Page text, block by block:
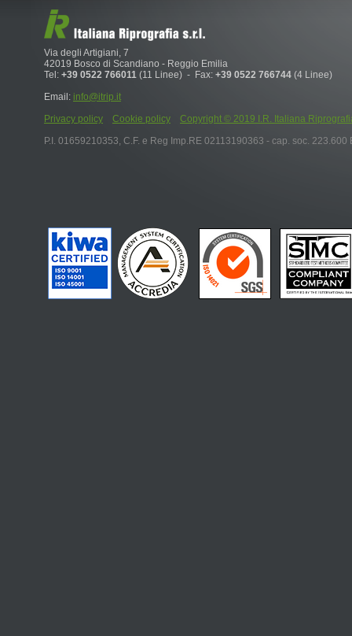
Via degli Artigiani, 7
42019 Bosco di Scandiano - Reggio Emilia
Tel: +39 0522 766011 (11 Linee) - Fax: +39 0522 766744 (4 Linee)
Email: info@itrip.it
Privacy policy
Cookie policy
Copyright © 2019 I.R. Italiana
P.I. 01659210353, C.F. e Reg Imp.RE 02113190363 - cap. soc. 223.600